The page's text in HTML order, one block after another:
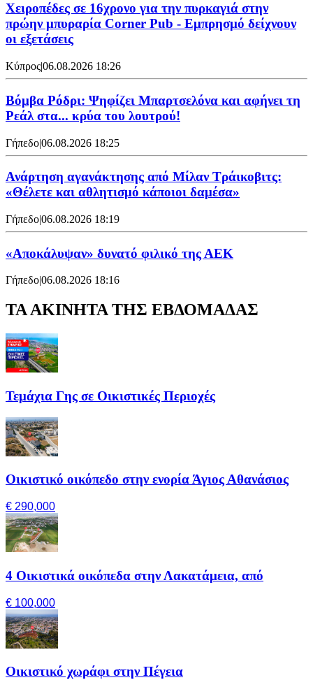
Χειροπέδες σε 16χρονο για την πυρκαγιά στην
πρώην μπυραρία Corner Pub - Εμπρησμό δείχνουν
οι εξετάσεις
Κύπρος|06.08.2026 18:26
Βόμβα Ρόδρι: Ψηφίζει Μπαρτσελόνα και αφήνει τη
Ρεάλ στα... κρύα του λουτρού!
Γήπεδο|06.08.2026 18:25
Ανάρτηση αγανάκτησης από Μίλαν Τράικοβιτς:
«Θέλετε και αθλητισμό κάποιοι δαμέσα»
Γήπεδο|06.08.2026 18:19
«Αποκάλυψαν» δυνατό φιλικό της ΑΕΚ
Γήπεδο|06.08.2026 18:16
ΤΑ ΑΚΙΝΗΤΑ ΤΗΣ ΕΒΔΟΜΑΔΑΣ
Τεμάχια Γης σε Οικιστικές Περιοχές
Οικιστικό οικόπεδο στην ενορία Άγιος Αθανάσιος
€ 290,000
4 Οικιστικά οικόπεδα στην Λακατάμεια, από
€ 100,000
Οικιστικό χωράφι στην Πέγεια